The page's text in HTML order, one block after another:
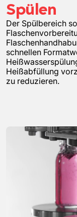
Spülen
Der Spülbereich
schnellen
Heißabfüllung
zu reduzieren.